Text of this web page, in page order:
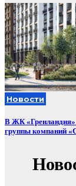
Новости
В ЖК «Гренландия»
группы компаний